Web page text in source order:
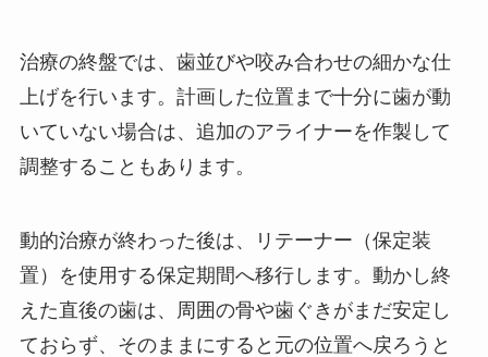
治療の終盤では、歯並びや咬み合わせの細かな仕
上げを行います。計画した位置まで十分に歯が動
いていない場合は、追加のアライナーを作製して
調整することもあります。
動的治療が終わった後は、リテーナー（保定装
置）を使用する保定期間へ移行します。動かし終
えた直後の歯は、周囲の骨や歯ぐきがまだ安定し
ておらず、そのままにすると元の位置へ戻ろうと